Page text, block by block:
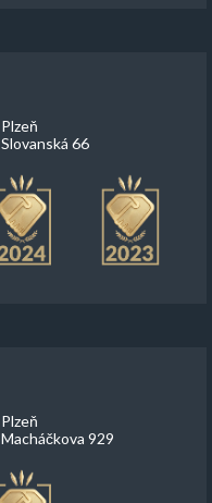
Plzeň
Slovanská 66
Plzeň
Macháčkova 929